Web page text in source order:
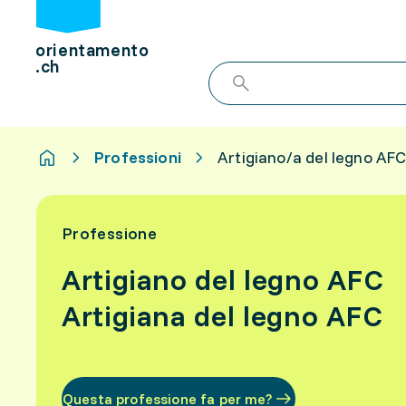
orientamento
.ch
Professioni Artigiano/a del legno AFC
Professione
Artigiano del legno AFC
Artigiana del legno AFC
Questa professione fa per me?